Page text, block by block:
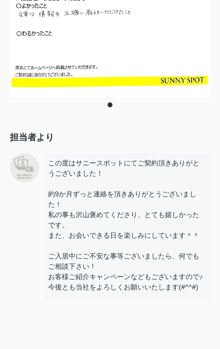
担当者より
この度はサニースポットにてご契約頂きありがと
うございました！
約9か月ずっと連絡を頂きありがとうございまし
た！
私の事も沢山褒めてくださり、とても嬉しかった
です。
また、お会いできる日を楽しみにしています＾＾
ご入居中にご不安な事等ございましたら、何でも
ご相談下さい！
お客様ご紹介キャンペーンなどもございますので♪
今後とも当社をよろしくお願いいたします(#^^#)